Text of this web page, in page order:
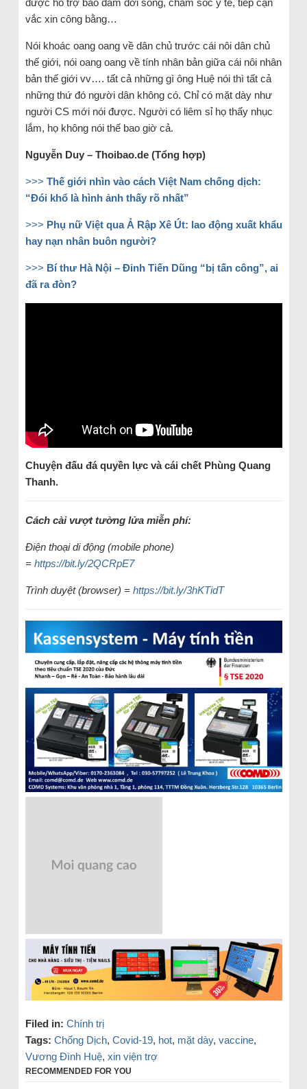
vắc xin công bằng…
Nói khoác oang oang về dân chủ trước cái nôi dân chủ
thế giới, nói oang oang về tính nhân bản giữa cái nôi nhân
bản thế giới vv…. tất cả những gì ông Huệ nói thì tất cả
những thứ đó người dân không có. Chỉ có mặt dày như
người CS mới nói được. Người có liêm sỉ họ thấy nhục
lắm, họ không nói thế bao giờ cả.
Nguyễn Duy – Thoibao.de (Tổng hợp)
>>> Thế giới nhìn vào cách Việt Nam chống dịch:
“Đói khổ là hình ảnh thấy rõ nhất”
>>> Phụ nữ Việt qua Ả Rập Xê Út: lao động xuất khẩu
hay nạn nhân buôn người?
>>> Bí thư Hà Nội – Đinh Tiến Dũng “bị tấn công”, ai
đã ra đòn?
Chuyện đấu đá quyền lực và cái chết Phùng Quang
Thanh.
Cách cài vượt tường lửa miễn phí:
Điện thoại di động (mobile phone)
= https://bit.ly/2QCRpE7
Trình duyệt (browser) = https://bit.ly/3hKTidT
Filed in: Chính trị
Tags: Chống Dịch, Covid-19, hot, mặt dày, vaccine,
Vương Đình Huệ, xin viện trợ
RECOMMENDED FOR YOU